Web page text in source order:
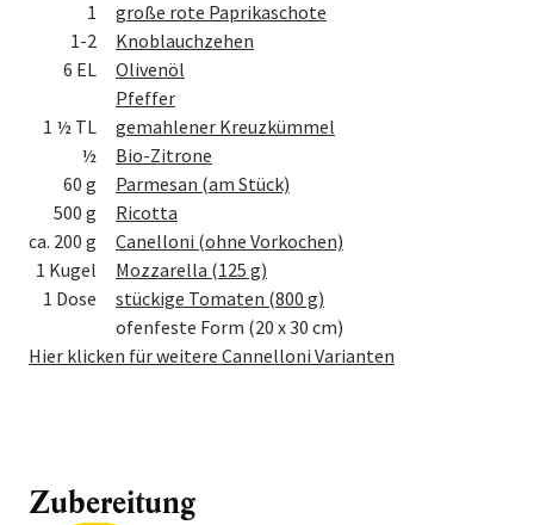
1
große rote Paprikaschote
1-2
Knoblauchzehen
6 EL
Olivenöl
Pfeffer
1 ½ TL
gemahlener Kreuzkümmel
½
Bio-Zitrone
60 g
Parmesan (am Stück)
500 g
Ricotta
ca. 200 g
Canelloni (ohne Vorkochen)
1 Kugel
Mozzarella (125 g)
1 Dose
stückige Tomaten (800 g)
ofenfeste Form (20 x 30 cm)
Hier klicken für weitere Cannelloni Varianten
Zubereitung